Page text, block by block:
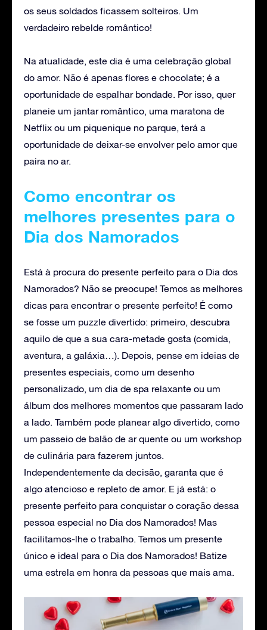
os seus soldados ficassem solteiros. Um
verdadeiro rebelde romântico!
Na atualidade, este dia é uma celebração global
do amor. Não é apenas flores e chocolate; é a
oportunidade de espalhar bondade. Por isso, quer
planeie um jantar romântico, uma maratona de
Netflix ou um piquenique no parque, terá a
oportunidade de deixar-se envolver pelo amor que
paira no ar.
Como encontrar os
melhores presentes para o
Dia dos Namorados
Está à procura do presente perfeito para o Dia dos
Namorados? Não se preocupe! Temos as melhores
dicas para encontrar o presente perfeito! É como
se fosse um puzzle divertido: primeiro, descubra
aquilo de que a sua cara-metade gosta (comida,
aventura, a galáxia…). Depois, pense em ideias de
presentes especiais, como um desenho
personalizado, um dia de spa relaxante ou um
álbum dos melhores momentos que passaram lado
a lado. Também pode planear algo divertido, como
um passeio de balão de ar quente ou um workshop
de culinária para fazerem juntos.
Independentemente da decisão, garanta que é
algo atencioso e repleto de amor. E já está: o
presente perfeito para conquistar o coração dessa
pessoa especial no Dia dos Namorados! Mas
facilitamos-lhe o trabalho. Temos um presente
único e ideal para o Dia dos Namorados! Batize
uma estrela em honra da pessoas que mais ama.